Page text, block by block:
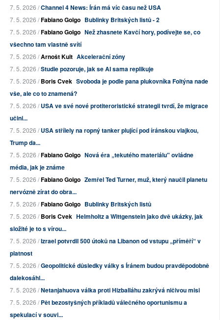
7. 5. 2026 /Channel 4 News: Írán má víc času než USA
7. 5. 2026 /Fabiano Golgo Bublinky Britských listů - 2
7. 5. 2026 /Fabiano Golgo Než zhasnete Kavčí hory, podívejte se, co
všechno tam vlastně svítí
7. 5. 2026 /Arnošt Kult Akcelerační zóny
7. 5. 2026 /Studie pozoruje, jak se AI sama replikuje
7. 5. 2026 /Boris Cvek Svoboda je podle pana plukovníka Foltýna nade
vše, ale co to znamená?
7. 5. 2026 /USA ve své nové protiteroristické strategii tvrdí, že migrace
učini...
7. 5. 2026 /USA střílely na ropný tanker plující pod íránskou vlajkou,
Trump da...
7. 5. 2026 /Fabiano Golgo Nová éra „tekutého materiálu" ovládne
média, jak je známe
7. 5. 2026 /Fabiano Golgo Zemřel Ted Turner, muž, který naučil planetu
nervózně zírat do obra...
7. 5. 2026 /Fabiano Golgo Bublinky Britských listů
7. 5. 2026 /Boris Cvek Helmholtz a Wittgenstein jako dvě ukázky, jak
složité je to s vírou...
7. 5. 2026 /Izrael potvrdil 500 útoků na Libanon od vstupu „příměří“ v
platnost
7. 5. 2026 /Geopolitické důsledky války s Íránem budou pravděpodobně
dalekosáhl...
7. 5. 2026 /Netanjahuova válka proti Hizballáhu zakrývá ničivou misi
7. 5. 2026 /Pět bezostyšných příkladů válečného oportunismu a
spekulací v souvi...